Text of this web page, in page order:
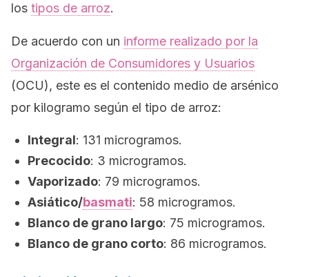
los tipos de arroz.
De acuerdo con un informe realizado por la
Organización de Consumidores y Usuarios
(OCU), este es el contenido medio de arsénico
por kilogramo según el tipo de arroz:
Integral: 131 microgramos.
Precocido: 3 microgramos.
Vaporizado: 79 microgramos.
Asiático/basmati: 58 microgramos.
Blanco de grano largo: 75 microgramos.
Blanco de grano corto: 86 microgramos.